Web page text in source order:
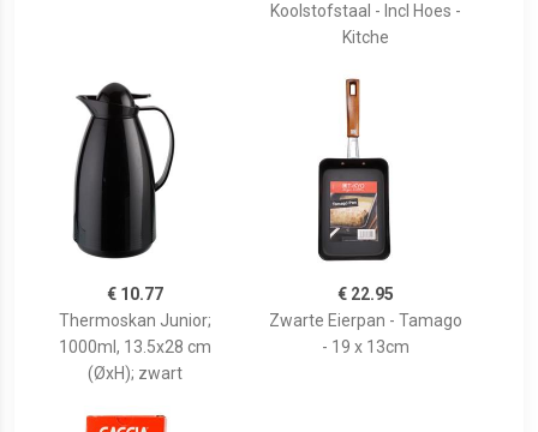
Koolstofstaal - Incl Hoes -
Kitche
€ 10.77
Thermoskan Junior;
1000ml, 13.5x28 cm
(ØxH); zwart
€ 22.95
Zwarte Eierpan - Tamago
- 19 x 13cm